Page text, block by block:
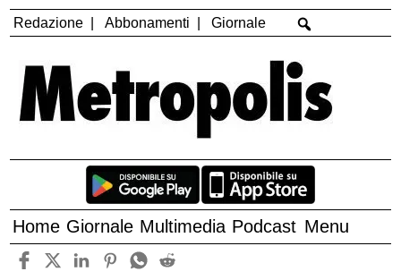
Redazione Abbonamenti Giornale
Home Giornale Multimedia Podcast Menu